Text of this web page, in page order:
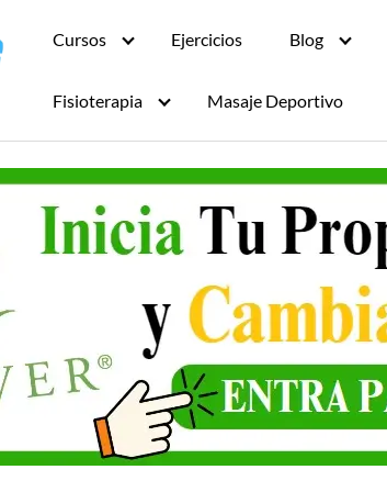
Cursos Ejercicios Blog
Fisioterapia Masaje Deportivo